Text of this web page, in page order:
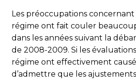
Les préoccupations
régime ont fait couler
dans les années suivant la
de 2008-2009. Si les
régime ont effectivement
d’admettre que les